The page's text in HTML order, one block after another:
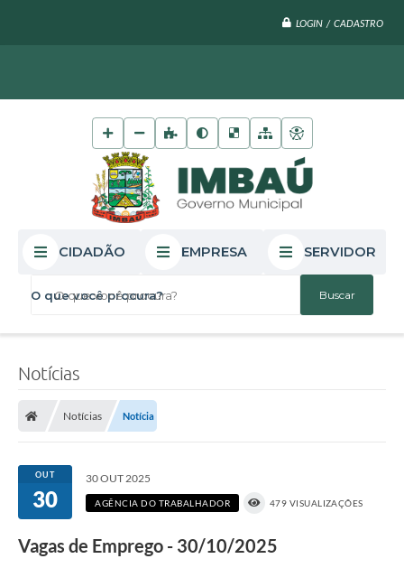
LOGIN / CADASTRO
O que você procura?
CIDADÃO EMPRESA SERVIDOR
Notícias
Notícias Notícia
OUT
30
30 OUT 2025
AGÊNCIA DO TRABALHADOR 479 VISUALIZAÇÕES
Vagas de Emprego - 30/10/2025